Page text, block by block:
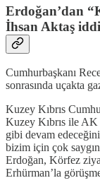
Erdoğan’dan
İhsan Aktaş
Cumhurbaşkanı
sonrasında uçakta
Kuzey Kıbrıs
Kuzey Kıbrıs ile
gibi devam
bizim için çok
Erdoğan, Körfez
Erhürman’la